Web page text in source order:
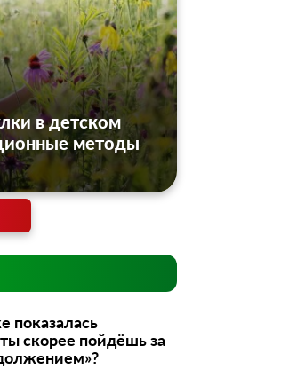
в детском
методы
показалась
скорее пойдёшь за